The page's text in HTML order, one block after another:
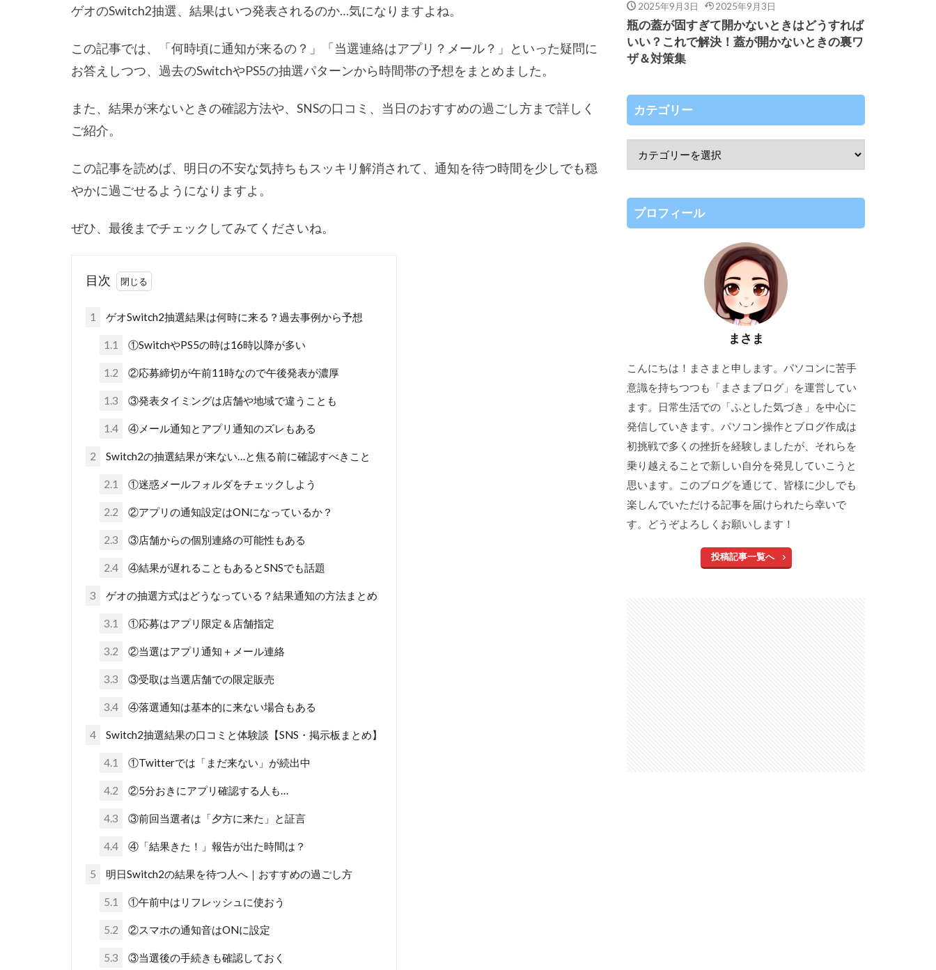
ゲオのSwitch2抽選、結果はいつ発表されるのか…気になりますよね。
この記事では、「何時頃に通知が来るの？」「当選連絡はアプリ？メール？」といった疑問に
お答えしつつ、過去のSwitchやPS5の抽選パターンから時間帯の予想をまとめました。
また、結果が来ないときの確認方法や、SNSの口コミ、当日のおすすめの過ごし方まで詳しく
ご紹介。
この記事を読めば、明日の不安な気持ちもスッキリ解消されて、通知を待つ時間を少しでも穏
やかに過ごせるようになりますよ。
ぜひ、最後までチェックしてみてくださいね。
目次
1 ゲオSwitch2抽選結果は何時に来る？過去事例から予想
1.1 ①SwitchやPS5の時は16時以降が多い
1.2 ②応募締切が午前11時なので午後発表が濃厚
1.3 ③発表タイミングは店舗や地域で違うことも
1.4 ④メール通知とアプリ通知のズレもある
2 Switch2の抽選結果が来ない…と焦る前に確認すべきこと
2.1 ①迷惑メールフォルダをチェックしよう
2.2 ②アプリの通知設定はONになっているか？
2.3 ③店舗からの個別連絡の可能性もある
2.4 ④結果が遅れることもあるとSNSでも話題
3 ゲオの抽選方式はどうなっている？結果通知の方法まとめ
3.1 ①応募はアプリ限定＆店舗指定
3.2 ②当選はアプリ通知＋メール連絡
3.3 ③受取は当選店舗での限定販売
3.4 ④落選通知は基本的に来ない場合もある
4 Switch2抽選結果の口コミと体験談【SNS・掲示板まとめ】
4.1 ①Twitterでは「まだ来ない」が続出中
4.2 ②5分おきにアプリ確認する人も…
4.3 ③前回当選者は「夕方に来た」と証言
4.4 ④「結果きた！」報告が出た時間は？
5 明日Switch2の結果を待つ人へ｜おすすめの過ごし方
5.1 ①午前中はリフレッシュに使おう
5.2 ②スマホの通知音はONに設定
5.3 ③当選後の手続きも確認しておく
2025年9月3日 2025年9月3日
瓶の蓋が固すぎて開かないときはどうすれば
いい？これで解決！蓋が開かないときの裏ワ
ザ＆対策集
カテゴリー
プロフィール
まさま
こんにちは！まさまと申します。パソコンに苦手
意識を持ちつつも「まさまブログ」を運営してい
ます。日常生活での「ふとした気づき」を中心に
発信していきます。パソコン操作とブログ作成は
初挑戦で多くの挫折を経験しましたが、それらを
乗り越えることで新しい自分を発見していこうと
思います。このブログを通じて、皆様に少しでも
楽しんでいただける記事を届けられたら幸いで
す。どうぞよろしくお願いします！
投稿記事一覧へ